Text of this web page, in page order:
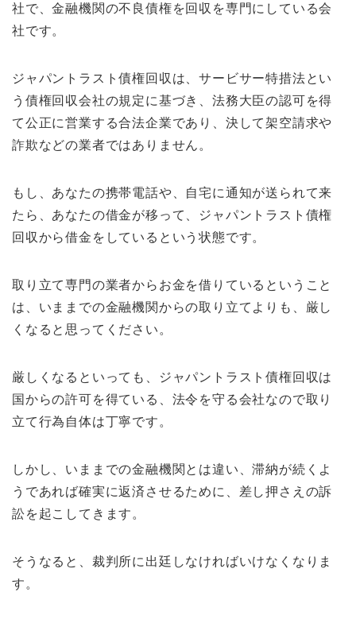
社で、金融機関の不良債権を回収を専門にしている会
社です。
ジャパントラスト債権回収は、サービサー特措法とい
う債権回収会社の規定に基づき、法務大臣の認可を得
て公正に営業する合法企業であり、決して架空請求や
詐欺などの業者ではありません。
もし、あなたの携帯電話や、自宅に通知が送られて来
たら、あなたの借金が移って、ジャパントラスト債権
回収から借金をしているという状態です。
取り立て専門の業者からお金を借りているということ
は、いままでの金融機関からの取り立てよりも、厳し
くなると思ってください。
厳しくなるといっても、ジャパントラスト債権回収は
国からの許可を得ている、法令を守る会社なので取り
立て行為自体は丁寧です。
しかし、いままでの金融機関とは違い、滞納が続くよ
うであれば確実に返済させるために、差し押さえの訴
訟を起こしてきます。
そうなると、裁判所に出廷しなければいけなくなりま
す。